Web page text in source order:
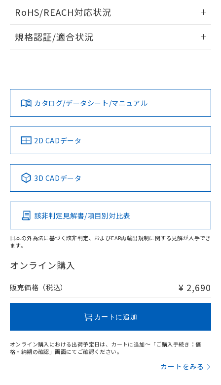
ドすることができます。
ログイン/会員登録
ダウンロードデータをご利用いただく前に、以下を必ずお読
みください。
ソフトウェアの使用条件
RoHS/REACH対応状況
EU RoHS 注意事項・凡例
対応済み
中国 RoHS 注意事項・凡例
Pb Hg Cd Cr(VI)
O
在庫等で未対応品が混在する可能性があります。
問い合わせください。
規格認証/適合状況
カタログ/データシート/マニュアル
2D CADデータ
3D CADデータ
該非判定見解書/項目別対比表
日本の外為法に基づく該非判定、およびEAR再輸出規制に関する見解が入手でき
ます。
オンライン購入
販売価格（税込） ¥ 2,690
カートに追加
オンライン購入における出荷予定日は、カートに追加～「ご購入手続き：価
格・納期の確認」画面にてご確認ください。
カートをみる